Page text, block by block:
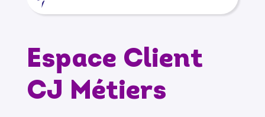
Espace Client
CJ Métiers